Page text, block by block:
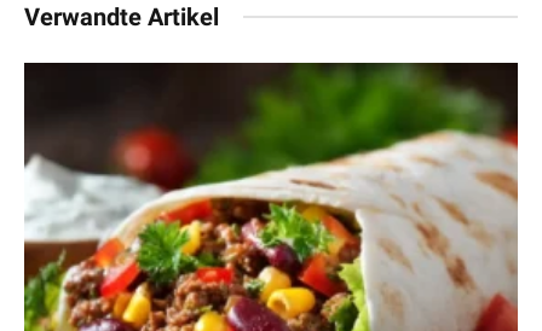
Verwandte Artikel